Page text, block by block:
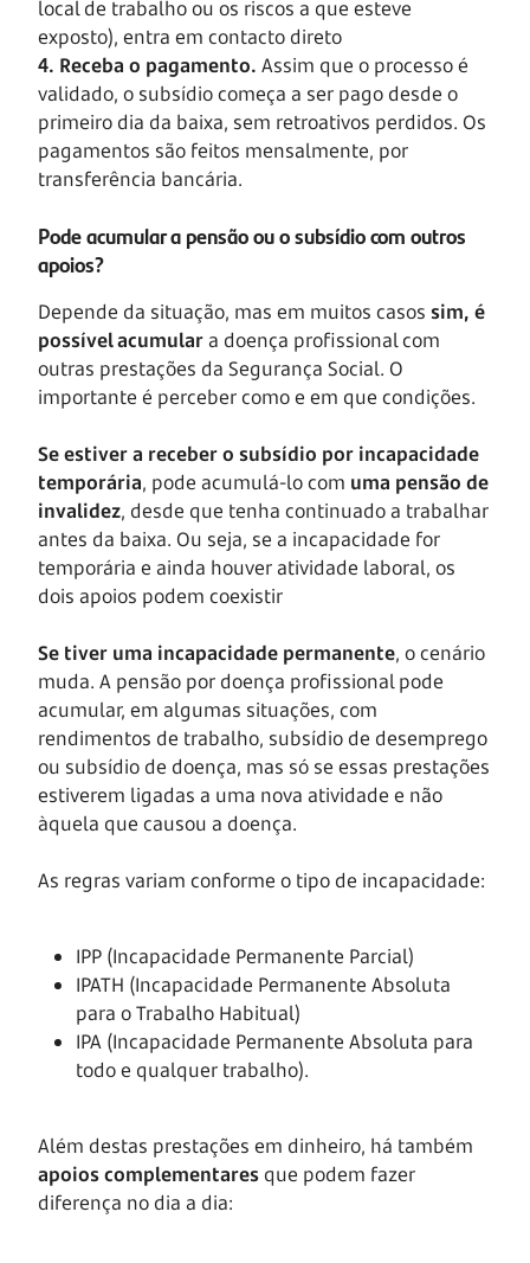
local de trabalho ou os riscos a que esteve
exposto), entra em contacto direto
4. Receba o pagamento. Assim que o processo é
validado, o subsídio começa a ser pago desde o
primeiro dia da baixa, sem retroativos perdidos. Os
pagamentos são feitos mensalmente, por
transferência bancária.
Pode acumular a pensão ou o subsídio com outros
apoios?
Depende da situação, mas em muitos casos sim, é
possível acumulara doença profissional com
outras prestações da Segurança Social. O
importante é perceber como e em que condições.
Se estiver a receber o subsídio por incapacidade
temporária, pode acumulá-lo com uma pensão de
invalidez, desde que tenha continuado a trabalhar
antes da baixa. Ou seja, se a incapacidade for
temporária e ainda houver atividade laboral, os
dois apoios podem coexistir
Se tiver uma incapacidade permanente, o cenário
muda. A pensão por doença profissional pode
acumular, em algumas situações, com
rendimentos de trabalho, subsídio de desemprego
ou subsídio de doença, mas só se essas prestações
estiverem ligadas a uma nova atividade e não
àquela que causou a doença.
As regras variam conforme o tipo de incapacidade:
IPP (Incapacidade Permanente Parcial)
IPATH (Incapacidade Permanente Absoluta
para o Trabalho Habitual)
IPA (Incapacidade Permanente Absoluta para
todo e qualquer trabalho).
Além destas prestações em dinheiro, há também
apoios complementares que podem fazer
diferença no dia a dia: